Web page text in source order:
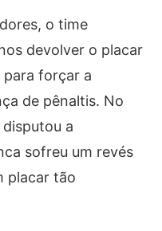
o time
devolver o placar
para forçar a
de pênaltis. No
a
sofreu um revés
placar tão